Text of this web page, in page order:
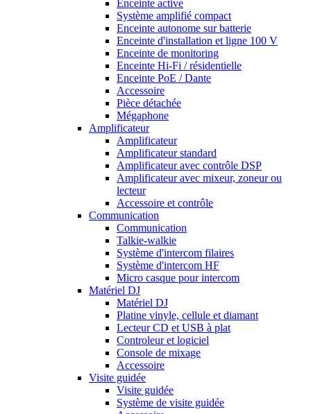
Enceinte active
Système amplifié compact
Enceinte autonome sur batterie
Enceinte d'installation et ligne 100 V
Enceinte de monitoring
Enceinte Hi-Fi / résidentielle
Enceinte PoE / Dante
Accessoire
Pièce détachée
Mégaphone
Amplificateur
Amplificateur
Amplificateur standard
Amplificateur avec contrôle DSP
Amplificateur avec mixeur, zoneur ou
lecteur
Accessoire et contrôle
Communication
Communication
Talkie-walkie
Système d'intercom filaires
Système d'intercom HF
Micro casque pour intercom
Matériel DJ
Matériel DJ
Platine vinyle, cellule et diamant
Lecteur CD et USB à plat
Controleur et logiciel
Console de mixage
Accessoire
Visite guidée
Visite guidée
Système de visite guidée